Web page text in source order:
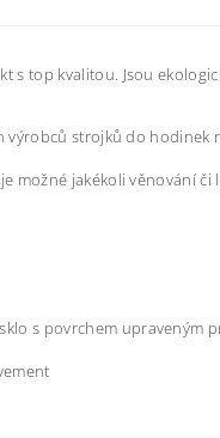
s top kvalitou. Jsou
strojků do hodinek
možné jakékoli věnování
s povrchem upraveným